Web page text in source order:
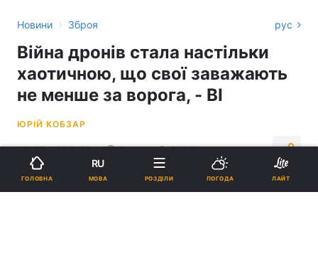
Новини › Зброя рус
Війна дронів стала настільки
хаотичною, що свої заважають
не менше за ворога, - BI
ЮРІЙ КОБЗАР
19:36, 19.08.25 3 хв. 27558
Підпишіться на нас в Google
ГОЛОВНА
RU
МОВА РОЗДІЛИ ПОГОДА ЛАЙТ